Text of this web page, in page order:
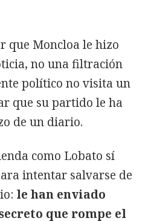
que Moncloa le hizo
no una filtración
político no visita un
que su partido le ha
de un diario.
como Lobato sí
intentar salvarse de
le han enviado
que rompe el